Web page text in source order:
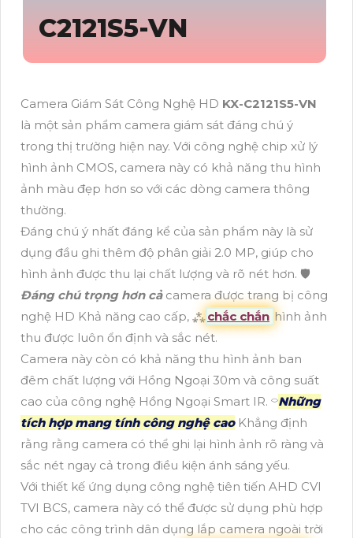
C2121S5-VN
Camera Giám Sát Công Nghệ HD KX-C2121S5-VN
là một sản phẩm camera giám sát đáng chú ý
trong thị trường hiện nay. Với công nghệ chip xử lý
hình ảnh CMOS, camera này có khả năng thu hình
ảnh màu đẹp hơn so với các dòng camera thông
thường.
Đáng chú ý nhất đáng kể của sản phẩm này là sử
dụng đầu ghi thêm độ phân giải 2.0 MP, giúp cho
hình ảnh được thu lại chất lượng và rõ nét hơn. 🛡
Đáng chú trọng hơn cảcamera được trang bị công
nghệ HD Khả năng cao cấp, ⁂chắc chắn hình ảnh
thu được luôn ổn định và sắc nét.
Camera này còn có khả năng thu hình ảnh ban
đêm chất lượng với Hồng Ngoại 30m và công suất
cao của công nghệ Hồng Ngoại Smart IR. ⌔Những
tích hợp mang tính công nghệ caoKhẳng định
rằng rằng camera có thể ghi lại hình ảnh rõ ràng và
sắc nét ngay cả trong điều kiện ánh sáng yếu.
Với thiết kế ứng dụng công nghệ tiên tiến AHD CVI
TVI BCS, camera này có thể được sử dụng phù hợp
cho các công trình dân dụng lắp camera ngoài trời